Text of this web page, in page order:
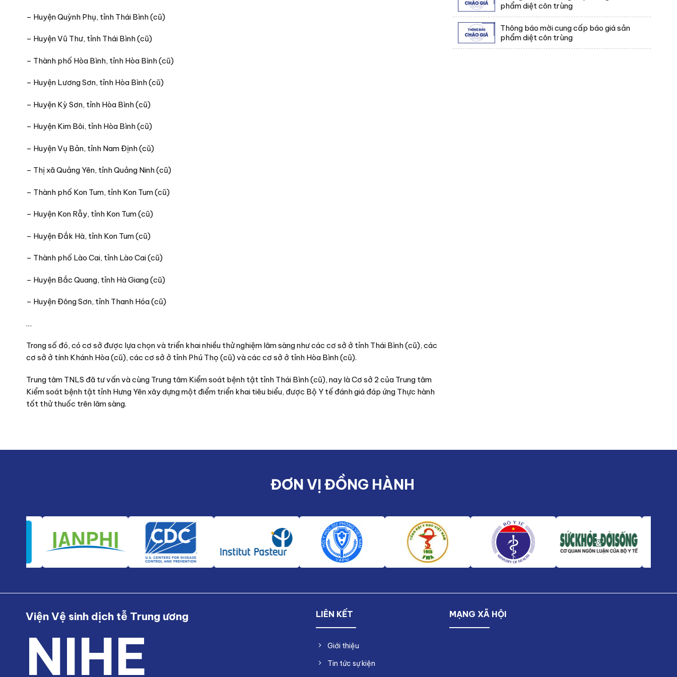
– Huyện Quỳnh Phụ, tỉnh Thái Bình (cũ)
– Huyện Vũ Thư, tỉnh Thái Bình (cũ)
– Thành phố Hòa Bình, tỉnh Hòa Bình (cũ)
– Huyện Lương Sơn, tỉnh Hòa Bình (cũ)
– Huyện Kỳ Sơn, tỉnh Hòa Bình (cũ)
– Huyện Kim Bôi, tỉnh Hòa Bình (cũ)
– Huyện Vụ Bản, tỉnh Nam Định (cũ)
– Thị xã Quảng Yên, tỉnh Quảng Ninh (cũ)
– Thành phố Kon Tum, tỉnh Kon Tum (cũ)
– Huyện Kon Rẫy, tỉnh Kon Tum (cũ)
– Huyện Đắk Hà, tỉnh Kon Tum (cũ)
– Thành phố Lào Cai, tỉnh Lào Cai (cũ)
– Huyện Bắc Quang, tỉnh Hà Giang (cũ)
– Huyện Đông Sơn, tỉnh Thanh Hóa (cũ)
…
Trong số đó, có cơ sở được lựa chọn và triển khai nhiều thử nghiệm lâm sàng như các cơ sở ở tỉnh Thái Bình (cũ), các
cơ sở ở tính Khánh Hòa (cũ), các cơ sở ở tỉnh Phú Thọ (cũ) và các cơ sở ở tỉnh Hòa Bình (cũ).
Trung tâm TNLS đã tư vấn và cùng Trung tâm Kiểm soát bệnh tật tỉnh Thái Bình (cũ), nay là Cơ sở 2 của Trung tâm
Kiểm soát bệnh tật tỉnh Hưng Yên xây dựng một điểm triển khai tiêu biểu, được Bộ Y tế đánh giá đáp ứng Thực hành
tốt thử thuốc trên lâm sàng.
phẩm diệt côn trùng
Thông báo mời cung cấp báo giá sản
phẩm diệt côn trùng
ĐƠN VỊ ĐỒNG HÀNH
Viện Vệ sinh dịch tễ Trung ương
NIHE
LIÊN KẾT
Giới thiệu
Tin tức sự kiện
MẠNG XÃ HỘI